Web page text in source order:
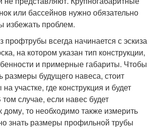
или бассейнов нужно обязательно
избежать проблем.
профтрубы всегда начинается с эскиза
на котором указан тип конструкции,
и примерные габариты. Чтобы
размеры будущего навеса, стоит
участке, где конструкция и будет
случае, если навес будет
дому, то необходимо также измерить
знать размеры профильной трубы